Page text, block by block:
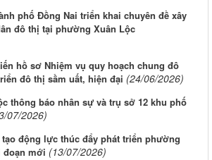
phố Đồng Nai triển khai chuyên đề xây
đô thị tại phường Xuân Lộc
hồ sơ Nhiệm vụ quy hoạch chung đô
đô thị sầm uất, hiện đại (24/06/2026)
thông báo nhân sự và trụ sở 12 khu phố
07/2026)
động lực thúc đẩy phát triển phường
đoạn mới (13/07/2026)